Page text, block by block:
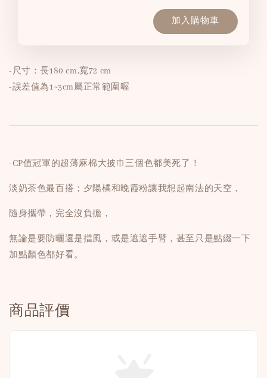
加入購物車
-尺寸：長180 cm,寬72 cm
-誤差值為1~3cm屬正常範圍喔
-CP值冠軍的超薄麻棉大披巾三個色都美死了！
淡奶茶色最百搭；夕陽橘和晚霞粉讓我想起南法的天空，
隨身攜帶，完全沒負擔，
無論是要防曬還是擋風，或是遮遮手臂，甚至只是點綴一下
加點顏色都好看。
商品評價